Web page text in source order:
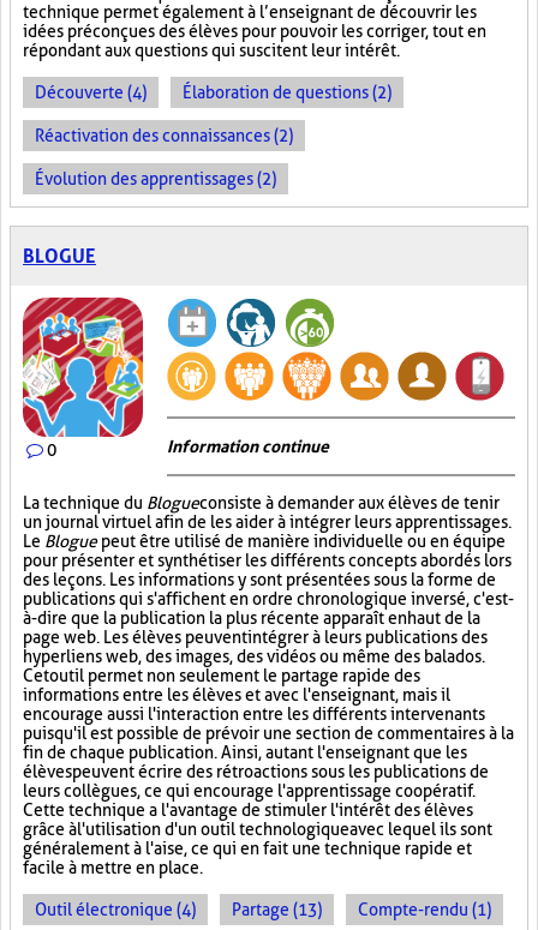
technique permet également à l’enseignant de découvrir les
idées préconçues des élèves pour pouvoir les corriger, tout en
répondant aux questions qui suscitent leur intérêt.
Découverte (4) Élaboration de questions (2)
Réactivation des connaissances (2)
Évolution des apprentissages (2)
BLOGUE
0 Information continue
La technique du Blogueconsiste à demander aux élèves de tenir
un journal virtuel afin de les aider à intégrer leurs apprentissages.
Le Bloguepeut être utilisé de manière individuelle ou en équipe
pour présenter et synthétiser les différents concepts abordés lors
des leçons. Les informations y sont présentées sous la forme de
publications qui s'affichent en ordre chronologique inversé, c'est-
à-dire que la publication la plus récente apparaît en haut de la
page web. Les élèves peuvent intégrer à leurs publications des
hyperliens web, des images, des vidéos ou même des balados.
Cet outil permet non seulement le partage rapide des
informations entre les élèves et avec l'enseignant, mais il
encourage aussi l'interaction entre les différents intervenants
puisqu'il est possible de prévoir une section de commentaires à la
fin de chaque publication. Ainsi, autant l'enseignant que les
élèves peuvent écrire des rétroactions sous les publications de
leurs collègues, ce qui encourage l'apprentissage coopératif.
Cette technique a l'avantage de stimuler l'intérêt des élèves
grâce à l'utilisation d'un outil technologique avec lequel ils sont
généralement à l'aise, ce qui en fait une technique rapide et
facile à mettre en place.
Outil électronique (4) Partage (13) Compte-rendu (1)